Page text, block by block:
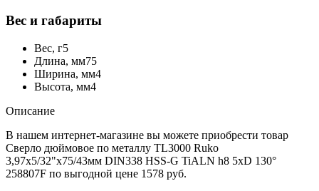
Вес и габариты
Вес, г5
Длина, мм75
Ширина, мм4
Высота, мм4
Описание
В нашем интернет-магазине вы можете приобрести товар
Сверло дюймовое по металлу TL3000 Ruko
3,97x5/32"x75/43мм DIN338 HSS-G TiALN h8 5xD 130°
258807F по выгодной цене 1578 руб.